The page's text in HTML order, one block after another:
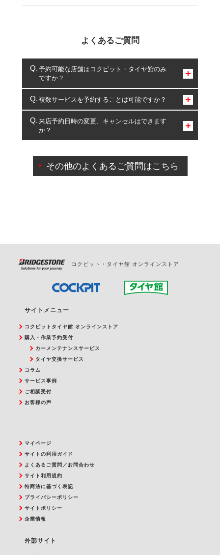
よくあるご質問
予約可能な店舗はコクピット・タイヤ館のみ
ですか？
コクピット・タイヤ館のみとなります。
複数サービスを予約することは可能ですか？
複数サービスのご予約は可能です。
一部の商品・サービスの組み合わせに限り、同時にご予約が
出来ないものもございます。
来店予約日時の変更、キャンセルはできます
か？
ご来店予約日の3営業日前を過ぎている場合のご予約
の日時変更につきましては、直接ご予約の店舗まで
その他のよくあるご質問はこちら
コクピット・タイヤ館 オンラインストア
サイトメニュー
コクピットタイヤ館 オンラインストア
購入・作業予約受付
カーメンテナンスサービス
タイヤ交換サービス
コラム
サービス事例
ご相談受付
お客様の声
マイページ
サイトの利用ガイド
よくあるご質問／お問合わせ
サイト利用規約
特商法に基づく表記
プライバシーポリシー
サイトポリシー
企業情報
外部サイト